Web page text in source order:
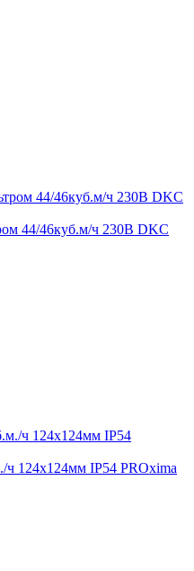
44/46куб.м/ч 230В DKC
ч 124x124мм IP54 PROxima